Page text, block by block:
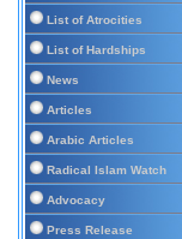
List of Atrocities
List of Hardships
News
Articles
Arabic Articles
Radical Islam Watch
Advocacy
Press Release